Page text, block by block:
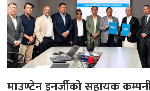
माउण्टेन इनर्जीको सहायक